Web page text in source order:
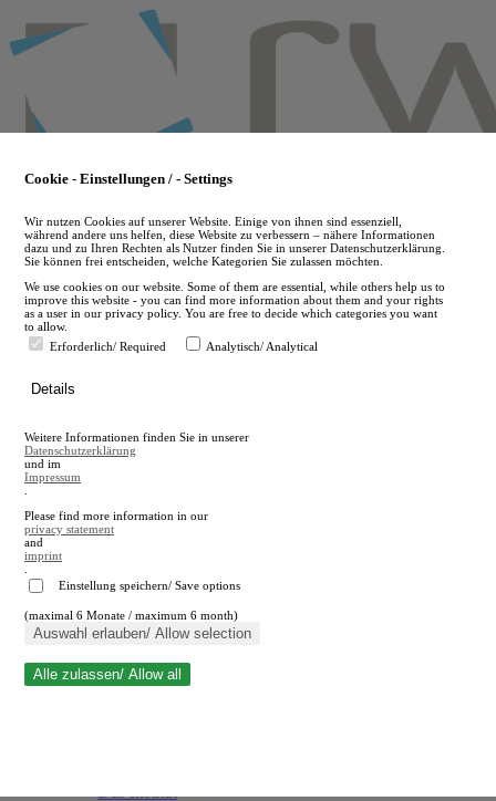
to
main
en
A
A
Suche schließen
Cookie - Einstellungen / - Settings
Wir nutzen Cookies auf unserer Website. Einige von ihnen sind essenziell,
während andere uns helfen, diese Website zu verbessern – nähere Informationen
dazu und zu Ihren Rechten als Nutzer finden Sie in unserer Datenschutzerklärung.
Sie können frei entscheiden, welche Kategorien Sie zulassen möchten.
We use cookies on our website. Some of them are essential, while others help us to
improve this website - you can find more information about them and your rights
as a user in our privacy policy. You are free to decide which categories you want
to allow.
Erforderlich/ Required
Analytisch/ Analytical
Details
Weitere Informationen finden Sie in unserer
Datenschutzerklärung
und im
Impressum
Please find more information in our
privacy statement
and
imprint
Einstellung speichern/ Save options
(maximal 6 Monate / maximum 6 month)
Auswahl erlauben/ Allow selection
Alle zulassen/ Allow all